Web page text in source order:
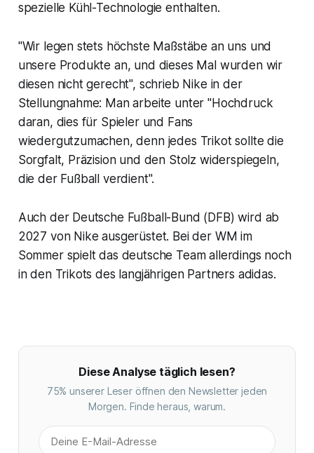
spezielle Kühl-Technologie enthalten.
"Wir legen stets höchste Maßstäbe an uns und
unsere Produkte an, und dieses Mal wurden wir
diesen nicht gerecht", schrieb Nike in der
Stellungnahme: Man arbeite unter "Hochdruck
daran, dies für Spieler und Fans
wiedergutzumachen, denn jedes Trikot sollte die
Sorgfalt, Präzision und den Stolz widerspiegeln,
die der Fußball verdient".
Auch der Deutsche Fußball-Bund (DFB) wird ab
2027 von Nike ausgerüstet. Bei der WM im
Sommer spielt das deutsche Team allerdings noch
in den Trikots des langjährigen Partners adidas.
Diese Analyse täglich lesen?
75% unserer Leser öffnen den Newsletter jeden
Morgen. Finde heraus, warum.